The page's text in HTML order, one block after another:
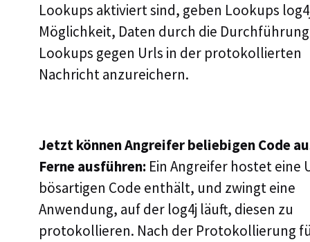
Lookups aktiviert sind, geben Lookups
Möglichkeit, Daten durch die
Lookups gegen Urls in der protokollierten
Nachricht anzureichern.
Jetzt können Angreifer beliebigen Code
Ferne ausführen: Ein Angreifer hostet eine
bösartigen Code enthält, und zwingt eine
Anwendung, auf der log4j läuft, diesen zu
protokollieren. Nach der Protokollierung